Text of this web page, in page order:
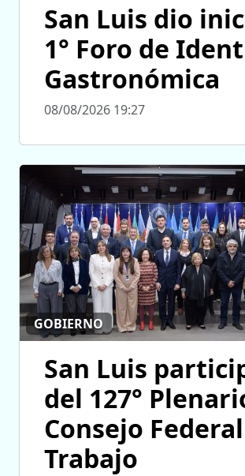
San Luis dio
1° Foro de
Gastronómica
08/08/2026 19:27
GOBIERNO
San Luis
del 127°
Consejo
Trabajo